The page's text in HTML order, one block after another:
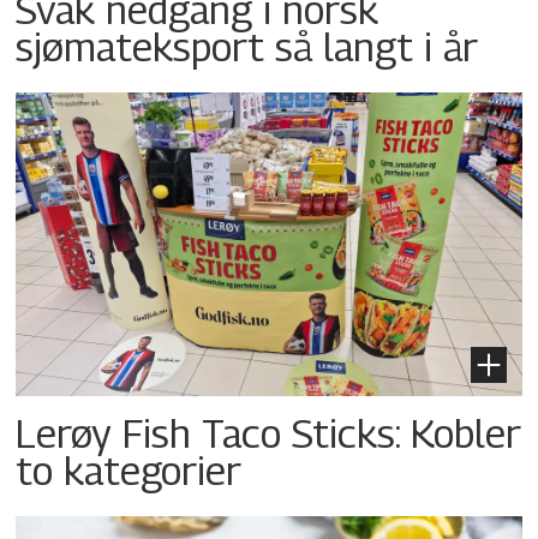
sjømateksport så langt i år
Lerøy Fish Taco Sticks: Kobler
to kategorier